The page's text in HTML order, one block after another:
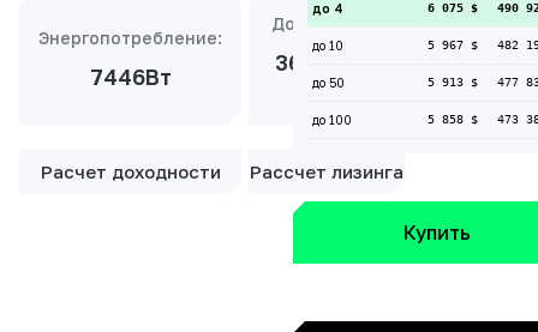
Энергопотребление:
7446Вт
Доходность:
36 854 ₽/
мес
Расчет доходности Рассчет лизинга
до 4 6 075 $ 490
до 10 5 967 $ 482
до 50 5 913 $ 477
до 100 5 858 $ 473
Купить